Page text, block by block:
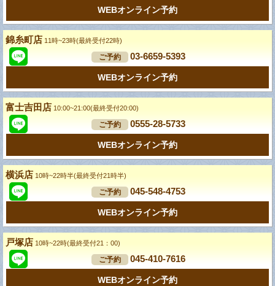
WEBオンライン予約
錦糸町店 11時~23時(最終受付22時)
ご予約 03-6659-5393
WEBオンライン予約
富士吉田店 10:00~21:00(最終受付20:00)
ご予約 0555-28-5733
WEBオンライン予約
横浜店 10時~22時半(最終受付21時半)
ご予約 045-548-4753
WEBオンライン予約
戸塚店 10時~22時(最終受付21：00)
ご予約 045-410-7616
WEBオンライン予約